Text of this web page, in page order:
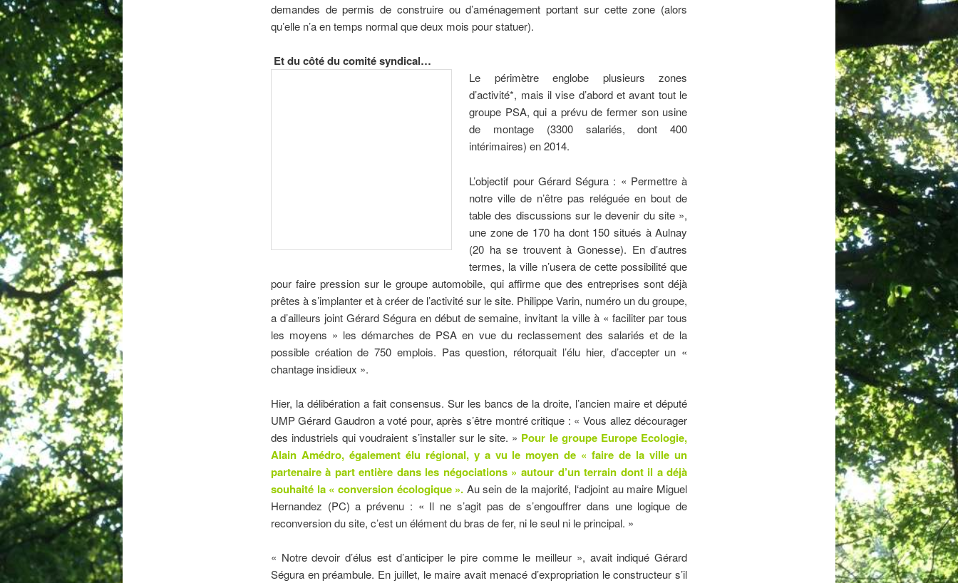
demandes de permis de construire ou d’aménagement portant sur cette zone (alors
qu’elle n’a en temps normal que deux mois pour statuer).
Et du côté du comité syndical…
Le périmètre englobe plusieurs zones
d’activité*, mais il vise d’abord et avant tout le
groupe PSA, qui a prévu de fermer son usine
de montage (3300 salariés, dont 400
intérimaires) en 2014.
L’objectif pour Gérard Ségura : « Permettre à
notre ville de n’être pas reléguée en bout de
table des discussions sur le devenir du site »,
une zone de 170 ha dont 150 situés à Aulnay
(20 ha se trouvent à Gonesse). En d’autres
termes, la ville n’usera de cette possibilité que
pour faire pression sur le groupe automobile, qui affirme que des entreprises sont déjà
prêtes à s’implanter et à créer de l’activité sur le site. Philippe Varin, numéro un du groupe,
a d’ailleurs joint Gérard Ségura en début de semaine, invitant la ville à « faciliter par tous
les moyens » les démarches de PSA en vue du reclassement des salariés et de la
possible création de 750 emplois. Pas question, rétorquait l’élu hier, d’accepter un «
chantage insidieux ».
Hier, la délibération a fait consensus. Sur les bancs de la droite, l’ancien maire et député
UMP Gérard Gaudron a voté pour, après s’être montré critique : « Vous allez décourager
des industriels qui voudraient s’installer sur le site. » Pour le groupe Europe Ecologie,
Alain Amédro, également élu régional, y a vu le moyen de « faire de la ville un
partenaire à part entière dans les négociations » autour d’un terrain dont il a déjà
souhaité la « conversion écologique ». Au sein de la majorité, l‘adjoint au maire Miguel
Hernandez (PC) a prévenu : « Il ne s’agit pas de s’engouffrer dans une logique de
reconversion du site, c’est un élément du bras de fer, ni le seul ni le principal. »
« Notre devoir d’élus est d’anticiper le pire comme le meilleur », avait indiqué Gérard
Ségura en préambule. En juillet, le maire avait menacé d’expropriation le constructeur s’il